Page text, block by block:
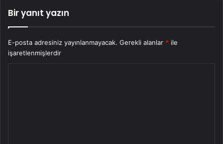
Bir yanıt yazın
E-posta adresiniz yayınlanmayacak. Gerekli alanlar * ile
işaretlenmişlerdir